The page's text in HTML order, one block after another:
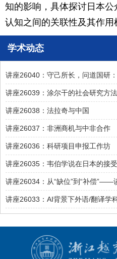
知的影响，具体探讨日本
认知之间的关联性及其作用
学术动态
讲座26039：涂尔干的社会研究方法
讲座26038：法拉奇与中国
讲座26037：非洲商机与中非合作
讲座26036：科研项目申报工作坊
讲座26035：韦伯学说在日本的接
讲座26034：从“缺位”到“补偿”——
讲座26033：AI背景下外语/翻译学